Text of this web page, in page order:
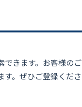
できます。お客様のご
。ぜひご登録くださ